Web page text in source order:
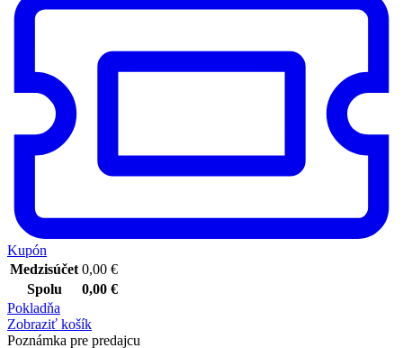
Kupón
Medzisúčet 0,00 €
Spolu
0,00 €
Pokladňa
Zobraziť košík
Poznámka pre predajcu